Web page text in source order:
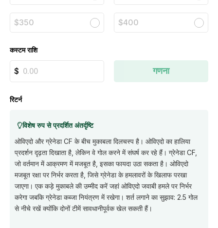
$350 $400
कस्टम राशि
गणना
रिटर्न
विशेष रुप से प्रदर्शित अंतर्दृष्टि
ओविएदो और ग्रेनेडा CF के बीच मुकाबला दिलचस्प है। ओविएदो का हालिया
प्रदर्शन दृढ़ता दिखाता है, लेकिन वे गोल करने में संघर्ष कर रहे हैं। ग्रेनेडा CF,
जो वर्तमान में आक्रमण में मजबूत है, इसका फायदा उठा सकता है। ओविएदो
मजबूत रक्षा पर निर्भर करता है, जिसे ग्रेनेडा के हमलावरों के खिलाफ परखा
जाएगा। एक कड़े मुकाबले की उम्मीद करें जहां ओविएदो जवाबी हमले पर निर्भर
करेगा जबकि ग्रेनेडा कब्जा नियंत्रण में रखेगा। शर्त लगाने का सुझाव: 2.5 गोल
से नीचे रखें क्योंकि दोनों टीमें सावधानीपूर्वक खेल सकती हैं।